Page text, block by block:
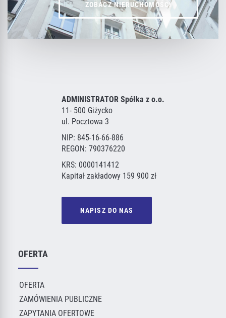
ZOBACZ NIERUCHOMOŚCI
ADMINISTRATOR Spółka z o.o.
11- 500 Giżycko
ul. Pocztowa 3
NIP: 845-16-66-886
REGON: 790376220
KRS: 0000141412
Kapitał zakładowy 159 900 zł
NAPISZ DO NAS
OFERTA
OFERTA
ZAMÓWIENIA PUBLICZNE
ZAPYTANIA OFERTOWE